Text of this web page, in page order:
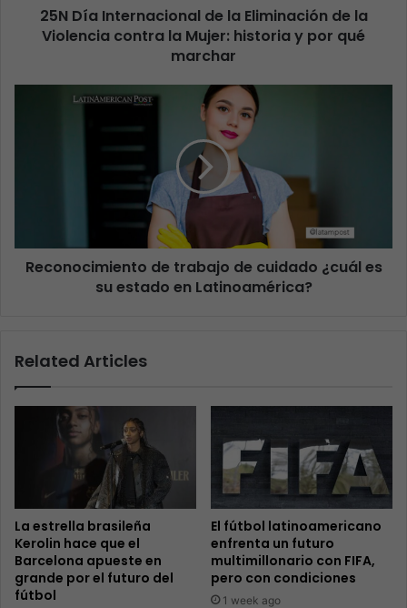
25N Día Internacional de la Eliminación de la
Violencia contra la Mujer: historia y por qué
marchar
Reconocimiento de trabajo de cuidado ¿cuál es
su estado en Latinoamérica?
Related Articles
La estrella brasileña
Kerolin hace que el
Barcelona apueste en
grande por el futuro del
fútbol
El fútbol latinoamericano
enfrenta un futuro
multimillonario con FIFA,
pero con condiciones
1 week ago